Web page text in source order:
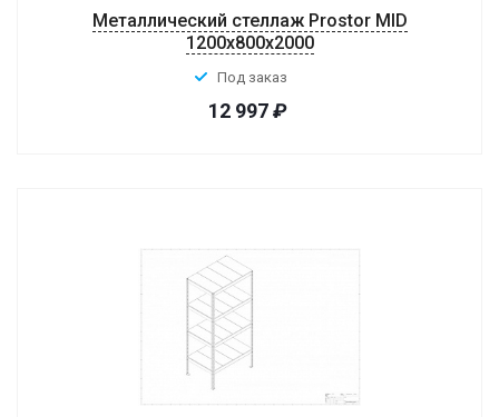
Металлический стеллаж Prostor MID
1200x800x2000
Под заказ
12 997₽